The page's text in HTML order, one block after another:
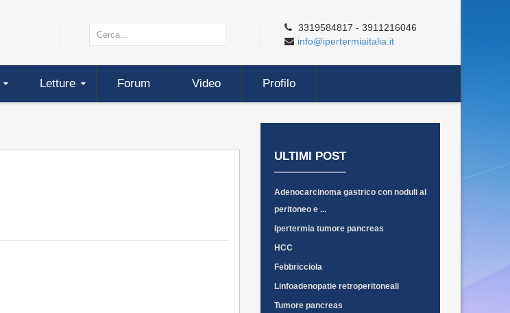
3319584817 - 3911216046
info@ipertermiaitalia.it
Letture Forum Video Profilo
ULTIMI POST
Adenocarcinoma gastrico con noduli al
peritoneo e ...
Ipertermia tumore pancreas
HCC
Febbricciola
Linfoadenopatie retroperitoneali
Tumore pancreas